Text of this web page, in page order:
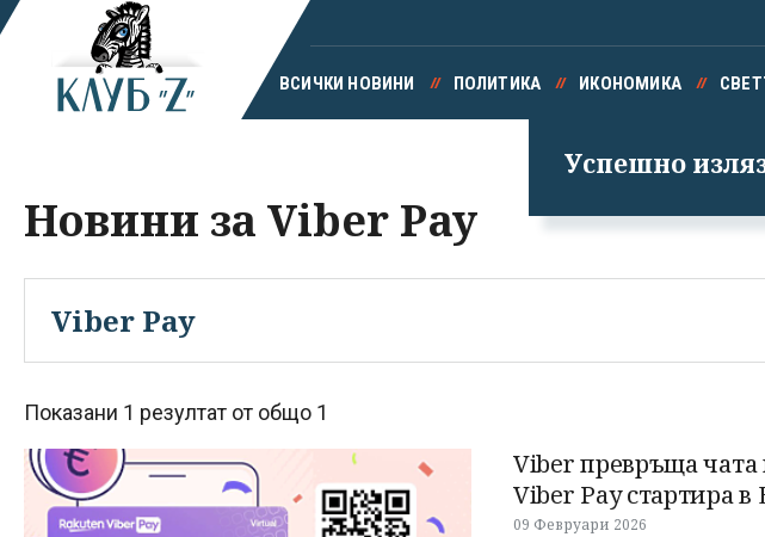
Успешно
ВСИЧКИ НОВИНИ ПОЛИТИКА ИКОНОМИКА
Новини за Viber Pay
Показани 1 резултат от общо 1
Viber превръща чата
Viber Pay стартира в
09 Февруари 2026